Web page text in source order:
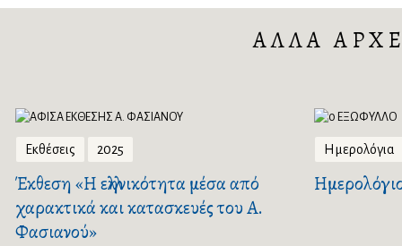
ΑΛΛΑ
Εκθέσεις 2025
Έκθεση «Η ελληνικότητα μέσα από
χαρακτικά και κατασκευές του Α.
Φασιανού»
Ημερολόγια